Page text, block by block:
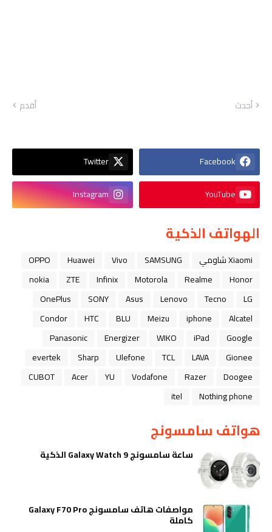
أحدث أقدم
Facebook
Twitter
YouTube
Instagram
الهواتف الذكية
Xiaomi شاومي SAMSUNG
Vivo
Huawei
OPPO
Honor
Realme
Motorola
Infinix
ZTE
nokia
LG
Tecno
Lenovo
Asus
SONY
OnePlus
Alcatel
iphone
Meizu
BLU
HTC
Condor
Google
iPad
WIKO
Energizer
Panasonic
Gionee
LAVA
TCL
Ulefone
Sharp
evertek
Doogee
Razer
Vodafone
YU
Acer
CUBOT
Nothing phone
itel
هواتف سامسونج
ساعة سامسونج Galaxy Watch 9 الذكية
مواصفات هاتف سامسونج Galaxy F70 Pro
كاملة